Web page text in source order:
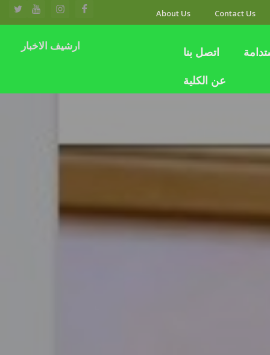
About Us Contact Us
ارشيف الاخبار اتصل بنا
عن الكلية